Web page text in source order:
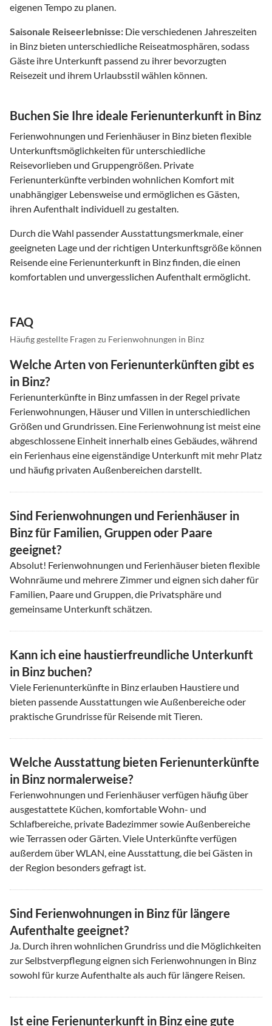
eigenen Tempo zu planen.
Saisonale Reiseerlebnisse: Die verschiedenen Jahreszeiten
in Binz bieten unterschiedliche Reiseatmosphären, sodass
Gäste ihre Unterkunft passend zu ihrer bevorzugten
Reisezeit und ihrem Urlaubsstil wählen können.
Buchen Sie Ihre ideale Ferienunterkunft in Binz
Ferienwohnungen und Ferienhäuser in Binz bieten flexible
Unterkunftsmöglichkeiten für unterschiedliche
Reisevorlieben und Gruppengrößen. Private
Ferienunterkünfte verbinden wohnlichen Komfort mit
unabhängiger Lebensweise und ermöglichen es Gästen,
ihren Aufenthalt individuell zu gestalten.
Durch die Wahl passender Ausstattungsmerkmale, einer
geeigneten Lage und der richtigen Unterkunftsgröße können
Reisende eine Ferienunterkunft in Binz finden, die einen
komfortablen und unvergesslichen Aufenthalt ermöglicht.
FAQ
Häufig gestellte Fragen zu Ferienwohnungen in Binz
Welche Arten von Ferienunterkünften gibt es
in Binz?
Ferienunterkünfte in Binz umfassen in der Regel private
Ferienwohnungen, Häuser und Villen in unterschiedlichen
Größen und Grundrissen. Eine Ferienwohnung ist meist eine
abgeschlossene Einheit innerhalb eines Gebäudes, während
ein Ferienhaus eine eigenständige Unterkunft mit mehr Platz
und häufig privaten Außenbereichen darstellt.
Sind Ferienwohnungen und Ferienhäuser in
Binz für Familien, Gruppen oder Paare
geeignet?
Absolut! Ferienwohnungen und Ferienhäuser bieten flexible
Wohnräume und mehrere Zimmer und eignen sich daher für
Familien, Paare und Gruppen, die Privatsphäre und
gemeinsame Unterkunft schätzen.
Kann ich eine haustierfreundliche Unterkunft
in Binz buchen?
Viele Ferienunterkünfte in Binz erlauben Haustiere und
bieten passende Ausstattungen wie Außenbereiche oder
praktische Grundrisse für Reisende mit Tieren.
Welche Ausstattung bieten Ferienunterkünfte
in Binz normalerweise?
Ferienwohnungen und Ferienhäuser verfügen häufig über
ausgestattete Küchen, komfortable Wohn- und
Schlafbereiche, private Badezimmer sowie Außenbereiche
wie Terrassen oder Gärten. Viele Unterkünfte verfügen
außerdem über WLAN, eine Ausstattung, die bei Gästen in
der Region besonders gefragt ist.
Sind Ferienwohnungen in Binz für längere
Aufenthalte geeignet?
Ja. Durch ihren wohnlichen Grundriss und die Möglichkeiten
zur Selbstverpflegung eignen sich Ferienwohnungen in Binz
sowohl für kurze Aufenthalte als auch für längere Reisen.
Ist eine Ferienunterkunft in Binz eine gute